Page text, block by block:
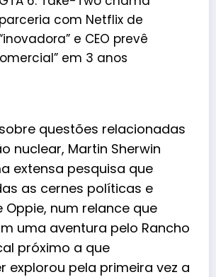
parceria com Netflix de
e CEO prevê
em 3 anos
questões relacionadas
nuclear, Martin Sherwin
extensa pesquisa que
as cernes políticas e
Oppie, num relance que
uma aventura pelo Rancho
próximo a que
explorou pela primeira vez a